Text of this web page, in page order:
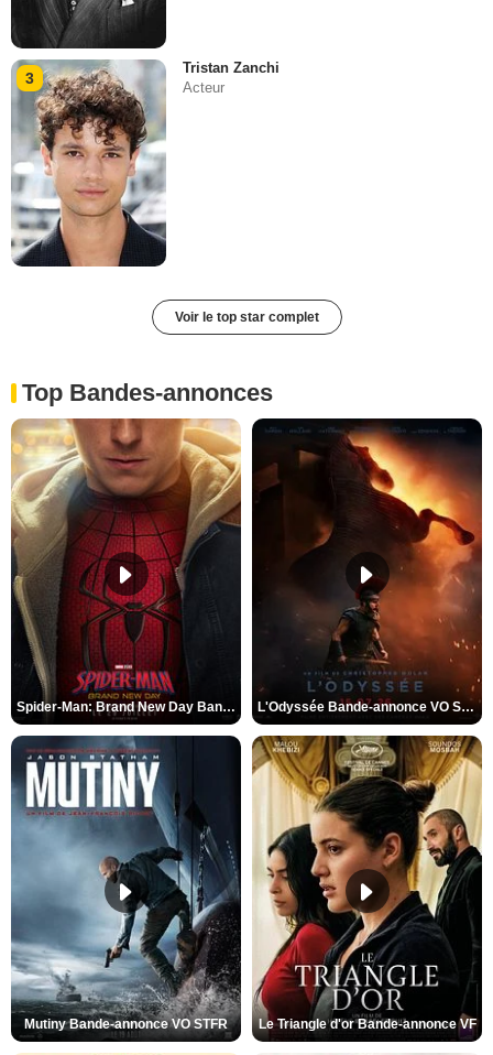
3
Tristan Zanchi
Acteur
Voir le top star complet
Top Bandes-annonces
Spider-Man: Brand New Day Bande-annonce VO STFR L'Odyssée Bande-annonce VO STFR
Mutiny Bande-annonce VO STFR Le Triangle d'or Bande-annonce VF